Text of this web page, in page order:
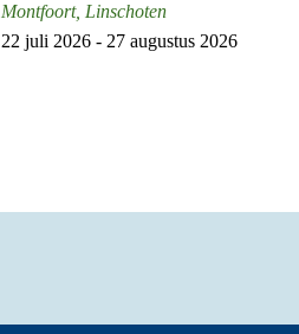
Montfoort, Linschoten
22 juli 2026 - 27 augustus 2026